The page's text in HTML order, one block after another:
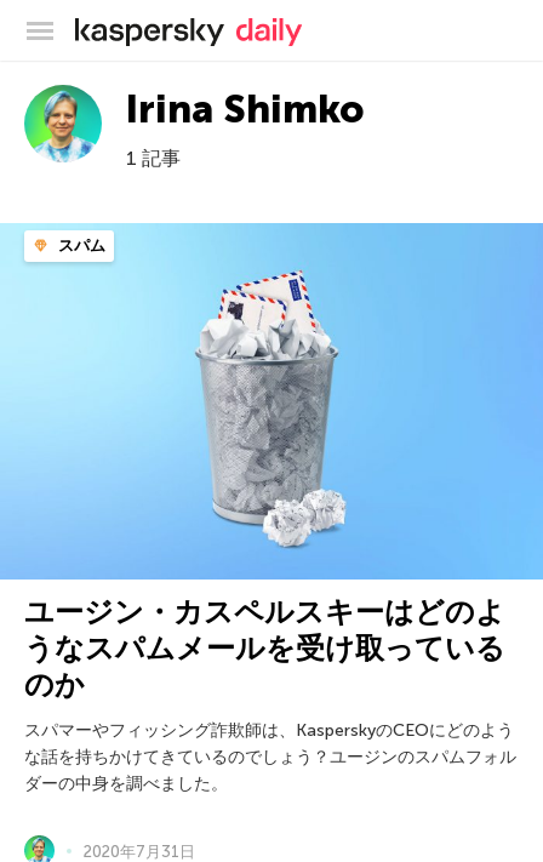
カスペルスキー公式ブログ
Irina Shimko
1 記事
スパム
ユージン・カスペルスキーはどのよ
うなスパムメールを受け取っている
のか
スパマーやフィッシング詐欺師は、KasperskyのCEOにどのよう
な話を持ちかけてきているのでしょう？ユージンのスパムフォル
ダーの中身を調べました。
2020年7月31日